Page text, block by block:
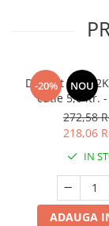
-20% NOU
Diluant S322
cutie 5,0 ltr.
272,58
218,06
IN
ADAUGA